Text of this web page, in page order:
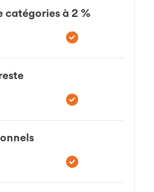
catégories à 2 %